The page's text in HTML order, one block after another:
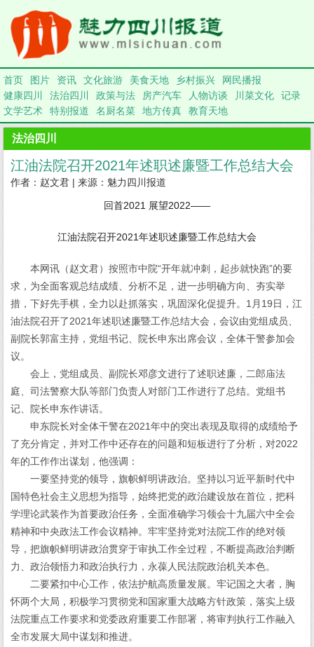
首页 图片 资讯 文化旅游 美食天地 乡村振兴
网民播报
健康四川
法治四川 政策与法 房产汽车 人物访谈 川菜文化
记录
文学艺术
特别报道 名厨名菜 地方传真 教育天地
法治四川
江油法院召开2021年述职述廉暨工作总结大会
作者：赵文君 | 来源：魅力四川报道
回首2021 展望2022——
江油法院召开2021年述职述廉暨工作总结大会
本网讯（赵文君）按照市中院“开年就冲刺，起步就快跑”的要
求，为全面客观总结成绩、分析不足，进一步明确方向、夯实举
措，下好先手棋，全力以赴抓落实，巩固深化促提升。1月19日，江
油法院召开了2021年述职述廉暨工作总结大会，会议由党组成员、
副院长郭富主持，党组书记、院长申东出席会议，全体干警参加会
议。
会上，党组成员、副院长邓彦文进行了述职述廉，二郎庙法
庭、司法警察大队等部门负责人对部门工作进行了总结。党组书
记、院长申东作讲话。
申东院长对全体干警在2021年中的突出表现及取得的成绩给予
了充分肯定，并对工作中还存在的问题和短板进行了分析，对2022
年的工作作出谋划，他强调：
一要坚持党的领导，旗帜鲜明讲政治。坚持以习近平新时代中
国特色社会主义思想为指导，始终把党的政治建设放在首位，把科
学理论武装作为首要政治任务，全面准确学习领会十九届六中全会
精神和中央政法工作会议精神。牢牢坚持党对法院工作的绝对领
导，把旗帜鲜明讲政治贯穿于审执工作全过程，不断提高政治判断
力、政治领悟力和政治执行力，永葆人民法院政治机关本色。
二要紧扣中心工作，依法护航高质量发展。牢记国之大者，胸
怀两个大局，积极学习贯彻党和国家重大战略方针政策，落实上级
法院重点工作要求和党委政府重要工作部署，将审判执行工作融入
全市发展大局中谋划和推进。